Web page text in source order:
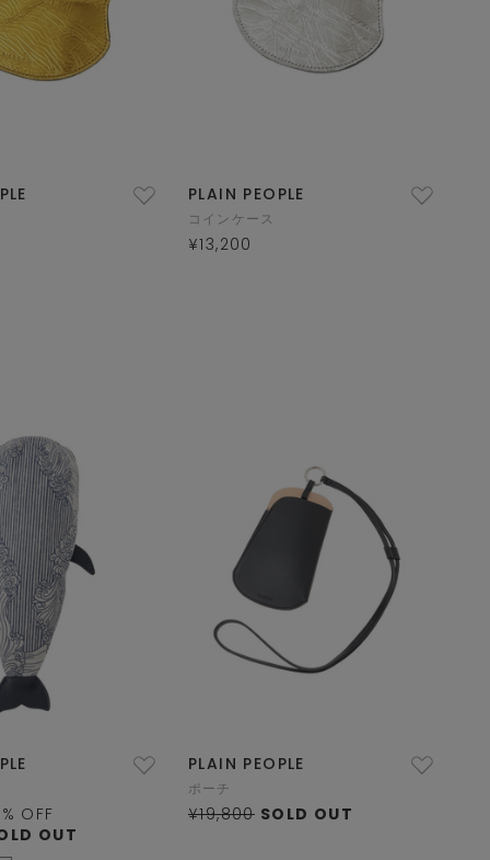
PLAIN PEOPLE
コインケース
¥13,200
% OFF
OUT
PLAIN PEOPLE
ポーチ
¥19,800 SOLD OUT